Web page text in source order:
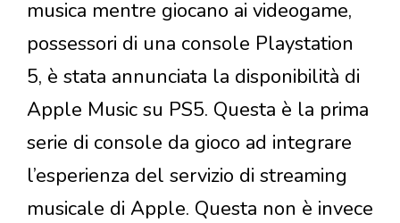
musica mentre giocano ai videogame,
possessori di una console Playstation
5, è stata annunciata la disponibilità di
Apple Music su PS5. Questa è la prima
serie di console da gioco ad integrare
l’esperienza del servizio di streaming
musicale di Apple. Questa non è invece